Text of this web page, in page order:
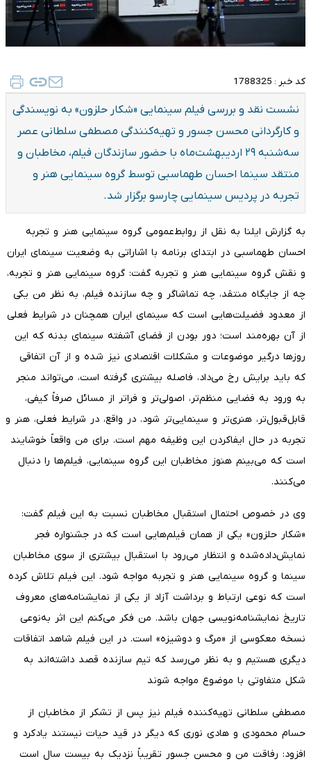
کد خبر : 1788325
نشست نقد و بررسی فیلم سینمایی «شکار حلزون» به نویسندگی
و کارگردانی محسن جسور و تهیه‌کنندگی مصطفی سلطانی عصر
سه‌شنبه ۲۹ اردیبهشت‌ماه با حضور سازندگان فیلم، مخاطبان و
منتقد سینما احسان طهماسبی توسط گروه سینمایی هنر و
تجربه در پردیس سینمایی چارسو برگزار شد.
به گزارش ایلنا به نقل از روابط‌عمومی گروه سینمایی هنر و تجربه
احسان طهماسبی در ابتدای برنامه با اشاراتی به وضعیت سینمای ایران
و نقش گروه سینمایی هنر و تجربه گفت: گروه سینمایی هنر و تجربه،
چه از جایگاه منتقد، چه تماشاگر و چه سازنده فیلم، به نظر من یکی
از معدود فضیلت‌هایی است که سینمای ایران همچنان در شرایط فعلی
از آن بهره‌مند است؛ دور بودن از فضای آشفته سینمای بدنه که این
روزها درگیر موضوعات و مشکلات اقتصادی نیز شده و از آن اتفاقی
که باید برایش رخ می‌داد، فاصله بیشتری گرفته است، می‌تواند منجر
به ورود به فضایی منظم‌تر، اصولی‌تر و فراتر از مسائل صرفاً کیفی،
قابل‌قبول‌تر، هنری‌تر و سینمایی‌تر شود. در واقع، در شرایط فعلی، هنر و
تجربه در حال ایفاکردن این وظیفه مهم است. برای من واقعاً خوشایند
است که می‌بینم هنوز مخاطبان این گروه سینمایی، فیلم‌ها را دنبال
می‌کنند.
وی در خصوص احتمال استقبال مخاطبان نسبت به این فیلم گفت:
«شکار حلزون» یکی از همان فیلم‌هایی است که در جشنواره فجر
نمایش‌داده‌شده و انتظار می‌رود با استقبال بیشتری از سوی مخاطبان
سینما و گروه سینمایی هنر و تجربه مواجه شود. این فیلم تلاش کرده
است که نوعی ارتباط و برداشت آزاد از یکی از نمایشنامه‌های معروف
تاریخ نمایشنامه‌نویسی جهان باشد. من فکر می‌کنم این اثر به‌نوعی
نسخه معکوسی از «مرگ و دوشیزه» است. در این فیلم شاهد اتفاقات
دیگری هستیم و به نظر می‌رسد که تیم سازنده قصد داشته‌اند به
شکل متفاوتی با موضوع مواجه شوند
مصطفی سلطانی تهیه‌کننده فیلم نیز پس از تشکر از مخاطبان از
حسام محمودی و هادی نوری که دیگر در قید حیات نیستند یادکرد و
افزود: رفاقت من و محسن جسور تقریباً نزدیک به بیست سال است